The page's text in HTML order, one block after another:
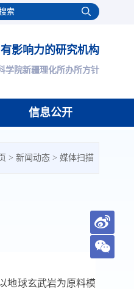
影响力的研究机构
院新疆理化所办所方针
信息公开
> 新闻动态 > 媒体扫描
地球玄武岩为原料模